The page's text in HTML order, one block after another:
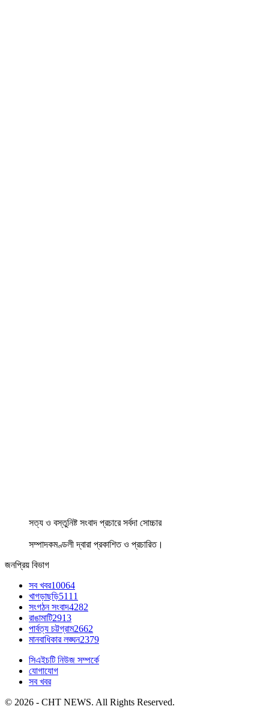
সত্য ও বস্তুনিষ্ট সংবাদ প্রচারে সর্বদা সোচ্চার
সম্পাদকমণ্ডলী দ্বারা প্রকাশিত ও প্রচারিত।
জনপ্রিয় বিভাগ
সব খবর10064
খাগড়াছড়ি5111
সংগঠন সংবাদ4282
রাঙামাটি2913
পার্বত্য চট্টগ্রাম2662
মানবাধিকার লঙ্ঘন2379
সিএইচটি নিউজ সম্পর্কে
যোগাযোগ
সব খবর
© 2026 - CHT NEWS. All Rights Reserved.